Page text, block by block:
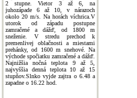
2 stupne. Vietor 3 až 6, na
juhozápade 6 až 10, v nárazoch
okolo 20 m/s. Na horách víchrica.V
utorok od západu postupne
zamračené a dážď, od 1800 m
sneženie. V stredu prechod k
premenlivej oblačnosti a miestami
prehánky, od 1600 m snehové. Na
východe spočiatku zamračené a dážď.
Najnižšia nočná teplota 9 až 5,
najvyššia denná teplota 10 až 15
stupňov.Slnko vyjde zajtra o 6.48 a
zapadne o 16.22 hod.